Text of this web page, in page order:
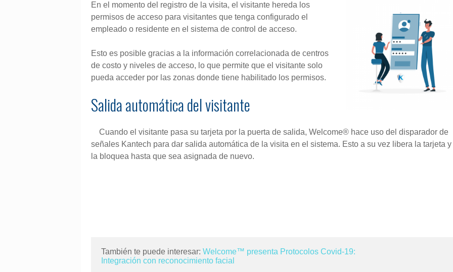
En el momento del registro de la visita, el visitante hereda los
permisos de acceso para visitantes que tenga configurado el
empleado o residente en el sistema de control de acceso.
Esto es posible gracias a la información correlacionada de centros
de costo y niveles de acceso, lo que permite que el visitante solo
pueda acceder por las zonas donde tiene habilitado los permisos.
Salida automática del visitante
Cuando el visitante pasa su tarjeta por la puerta de salida, Welcome® hace uso del disparador de
señales Kantech para dar salida automática de la visita en el sistema. Esto a su vez libera la tarjeta y
la bloquea hasta que sea asignada de nuevo.
También te puede interesar: Welcome™ presenta Protocolos Covid-19:
Integración con reconocimiento facial